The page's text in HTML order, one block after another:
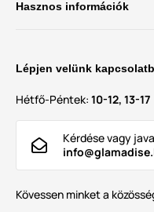
Hasznos információk
Lépjen velünk
Hétfő-Péntek: 10-12, 13-17
Kérdése vagy
Kövessen minket a